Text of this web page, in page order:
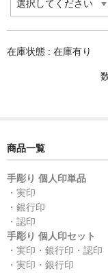
在庫状態 : 在庫有り
商品一覧
手彫り 個人印単品
・実印
・銀行印
・認印
手彫り 個人印セット
・実印・銀行印・認印
・実印・銀行印